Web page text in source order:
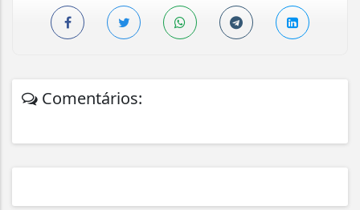
Comentários: